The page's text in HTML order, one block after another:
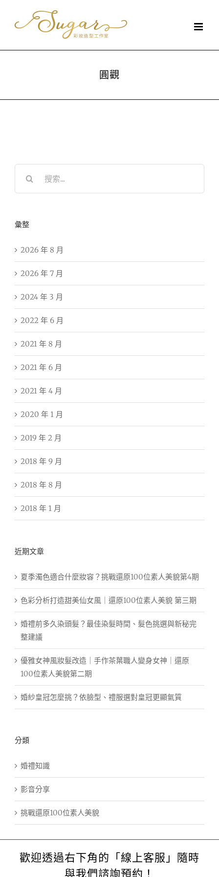
圓觀
結
彙整
2026 年 8 月
2026 年 7 月
2024 年 3 月
2022 年 6 月
2021 年 8 月
2021 年 6 月
2021 年 4 月
2020 年 1 月
2019 年 2 月
2018 年 9 月
2018 年 8 月
2018 年 1 月
近期文章
夏季濁色適合什麼妝容？挑戰還原100位素人美貌第4期
色彩分析打造甜美仙女風｜還原100位素人美貌 第三期
婚禮前多久染頭髮？最佳染髮時間、髮色挑選與新秘完
整建議
優雅女神風妝髮改造｜手作茶葉職人變身女神｜還原
100位素人美貌第二期
婚紗皇冠怎麼挑？依臉型、禮服選對皇冠更顯氣質
分類
婚禮知識
影音分享
挑戰還原100位素人美貌
歡迎透過右下角的「線上客服」隨時
與我們諮詢預約！